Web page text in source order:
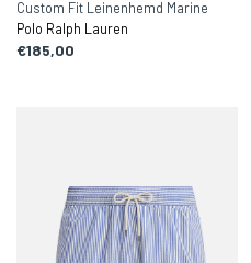
Custom Fit Leinenhemd Marine
Polo Ralph Lauren
€185,00